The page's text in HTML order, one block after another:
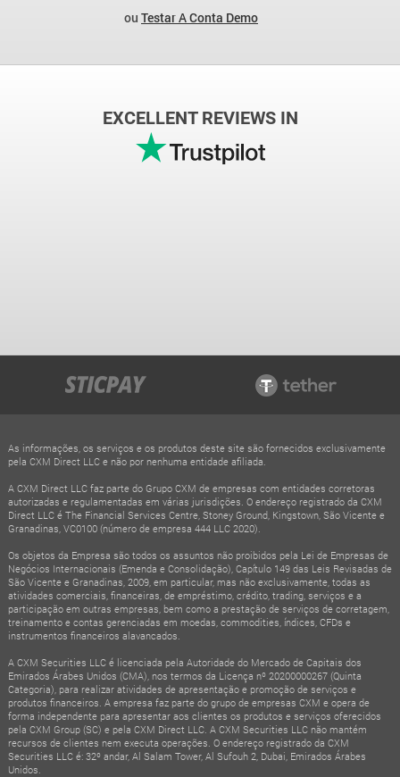
ou Testar A Conta Demo
EXCELLENT REVIEWS IN
As informações, os serviços e os produtos deste site são fornecidos exclusivamente
pela CXM Direct LLC e não por nenhuma entidade afiliada.
A CXM Direct LLC faz parte do Grupo CXM de empresas com entidades corretoras
autorizadas e regulamentadas em várias jurisdições. O endereço registrado da CXM
Direct LLC é The Financial Services Centre, Stoney Ground, Kingstown, São Vicente e
Granadinas, VC0100 (número de empresa 444 LLC 2020).
Os objetos da Empresa são todos os assuntos não proibidos pela Lei de Empresas de
Negócios Internacionais (Emenda e Consolidação), Capítulo 149 das Leis Revisadas de
São Vicente e Granadinas, 2009, em particular, mas não exclusivamente, todas as
atividades comerciais, financeiras, de empréstimo, crédito, trading, serviços e a
participação em outras empresas, bem como a prestação de serviços de corretagem,
treinamento e contas gerenciadas em moedas, commodities, índices, CFDs e
instrumentos financeiros alavancados.
A CXM Securities LLC é licenciada pela Autoridade do Mercado de Capitais dos
Emirados Árabes Unidos (CMA), nos termos da Licença nº 20200000267 (Quinta
Categoria), para realizar atividades de apresentação e promoção de serviços e
produtos financeiros. A empresa faz parte do grupo de empresas CXM e opera de
forma independente para apresentar aos clientes os produtos e serviços oferecidos
pela CXM Group (SC) e pela CXM Direct LLC. A CXM Securities LLC não mantém
recursos de clientes nem executa operações. O endereço registrado da CXM
Securities LLC é: 32º andar, Al Salam Tower, Al Sufouh 2, Dubai, Emirados Árabes
Unidos.